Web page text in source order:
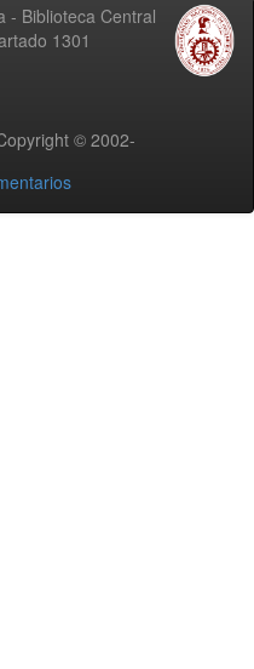
- Biblioteca Central
1301
© 2002-